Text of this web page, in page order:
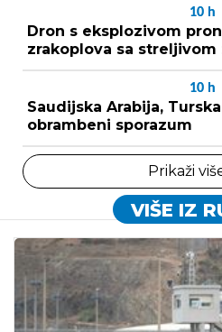
10 h
Dron s eksplozivom
zrakoplova sa streljivom
10 h
Saudijska Arabija,
obrambeni sporazum
Prikaži
VIŠE IZ